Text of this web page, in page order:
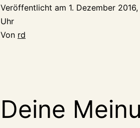
Veröffentlicht am 1. Dezember
Uhr
Von rd
Deine